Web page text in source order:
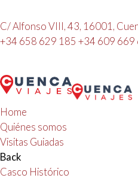
C/ Alfonso VIII, 43, 16001,
+34 658 629 185 +34 609 669
Home
Quiénes somos
Visitas Guiadas
Back
Casco Histórico